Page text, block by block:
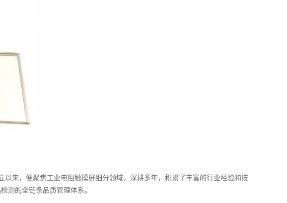
来，便聚焦工业电阻触摸屏细分领域，深耕多年，积累了丰富的行业经验和技
测的全链条品质管理体系。